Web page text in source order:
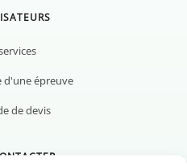
d'une épreuve
de devis